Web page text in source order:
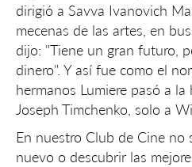
dirigió a Savva Ivanovich
mecenas de las artes, en
dijo: "Tiene un gran futuro,
dinero". Y así fue como el
hermanos Lumiere pasó a
Joseph Timchenko, solo a
En nuestro Club de Cine no
nuevo o descubrir las